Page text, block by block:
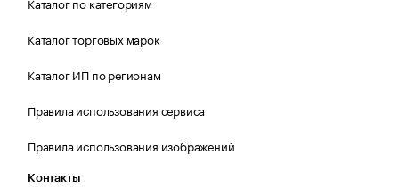
Каталог торговых марок
Каталог ИП по регионам
Правила использования сервиса
Правила использования изображений
Контакты